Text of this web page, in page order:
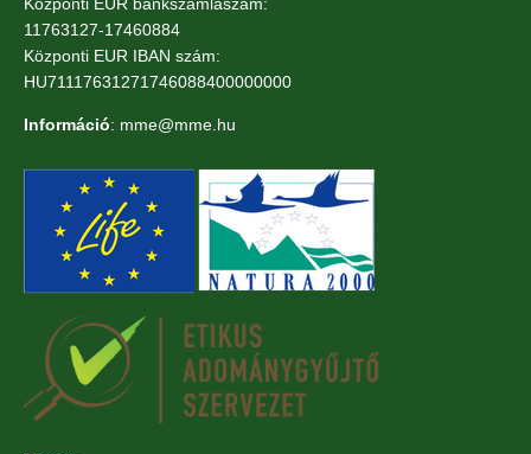
11763127-17460884
Központi EUR IBAN szám:
HU71117631271746088400000000
Információ: mme@mme.hu